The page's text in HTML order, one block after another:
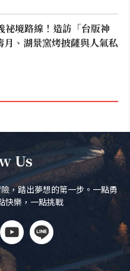
祕境路線！造訪「台版神
、湖景窯烤披薩與人氣私
Us
，踏出夢想的第一步。一點勇
快樂，一點挑戰